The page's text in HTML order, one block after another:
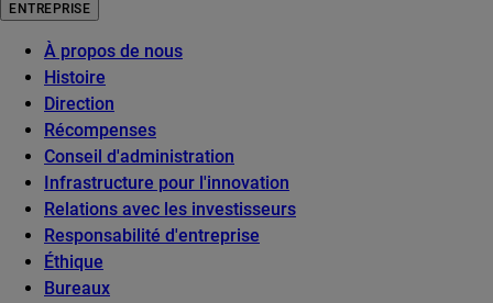
ENTREPRISE
À propos de nous
Histoire
Direction
Récompenses
Conseil d'administration
Infrastructure pour l'innovation
Relations avec les investisseurs
Responsabilité d'entreprise
Éthique
Bureaux